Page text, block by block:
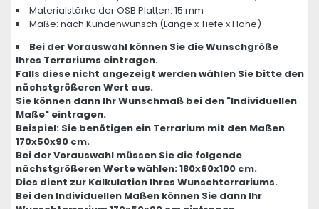
Materialstärke der OSB Platten: 15 mm
Maße: nach Kundenwunsch (Länge x Tiefe x Höhe)
Bei der Vorauswahl können Sie die Wunschgröße
Ihres Terrariums eintragen.
Falls diese nicht angezeigt werden wählen Sie bitte den
nächstgrößeren Wert aus.
Sie können dann Ihr Wunschmaß bei den "Individuellen
Maße" eintragen.
Beispiel: Sie benötigen ein Terrarium mit den Maßen
170x50x90 cm.
Bei der Vorauswahl müssen Sie die folgende
nächstgrößeren Werte wählen: 180x60x100 cm.
Dies dient zur Kalkulation Ihres Wunschterrariums.
Bei den Individuellen Maßen können Sie dann Ihr